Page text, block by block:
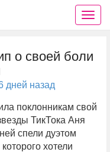
о своей боли
дней назад
поклонникам свой
ТикТока Аня
спели дуэтом
хотели